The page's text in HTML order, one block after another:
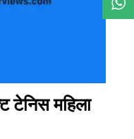
टेनिस महिला